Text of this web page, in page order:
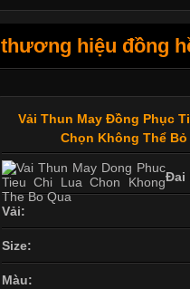
hiệu đồng
Vải Thun May Đồng Phục
Chọn Không Thể Bỏ
Đai
Vải:
Size:
Màu: